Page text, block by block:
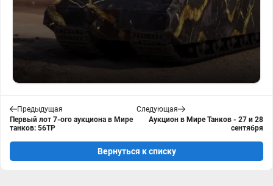
Предыдущая
Первый лот 7-ого аукциона в Мире
танков: 56TP
Следующая
Аукцион в Мире Танков - 27 и 28
сентября
Вернуться к списку